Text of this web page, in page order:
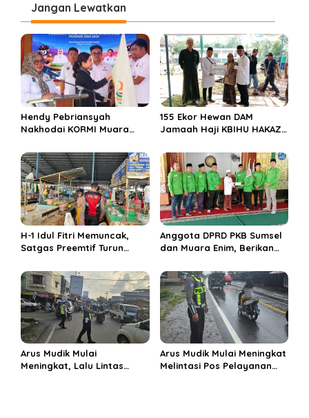
g
a
s
i
p
o
s
Jangan Lewatkan
Hendy Pebriansyah
Nakhodai KORMI Muara
155 Ekor Hewan DAM
Jamaah Haji KBIHU HAKAZA
Miftahul Huda Muara Enim
H-1 Idul Fitri Memuncak,
Satgas Preemtif Turun
Perbelanjaan Muara Enim
Anggota DPRD PKB Sumsel
dan Muara Enim, Berikan
di Ponpes Miftahul Huda
Arus Mudik Mulai
Meningkat, Lalu Lintas
Arus Mudik Mulai Meningkat
Melintasi Pos Pelayanan